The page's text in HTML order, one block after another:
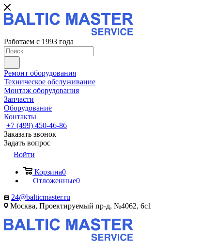
Работаем с 1993 года
Ремонт оборудования
Техническое обслуживание
Монтаж оборудования
Запчасти
Оборудование
Контакты
+7 (499) 450-46-86
Заказать звонок
Задать вопрос
Войти
Корзина0
Отложенные0
24@balticmaster.ru
Москва, Проектируемый пр-д, №4062, 6с1